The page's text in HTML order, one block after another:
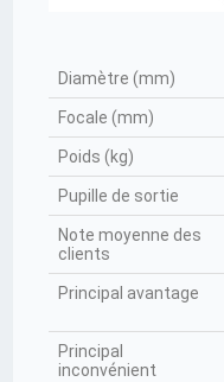
Diamètre (mm)
Focale (mm)
Poids (kg)
Pupille de sortie
Note moyenne des
clients
Principal avantage
Principal
inconvénient